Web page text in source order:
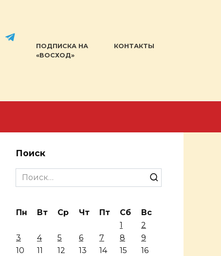
ПОДПИСКА НА
«ВОСХОД»
КОНТАКТЫ
Поиск
Search
for:
Пн Вт Ср Чт Пт Сб
Вс
1
2
3
4 5 6 7 8
9
10
11 12 13 14 15
16